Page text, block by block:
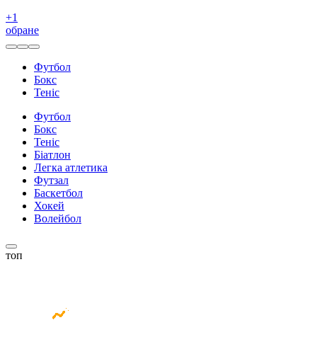
+1
обране
Футбол
Бокс
Теніс
Футбол
Бокс
Теніс
Біатлон
Легка атлетика
Футзал
Баскетбол
Хокей
Волейбол
топ